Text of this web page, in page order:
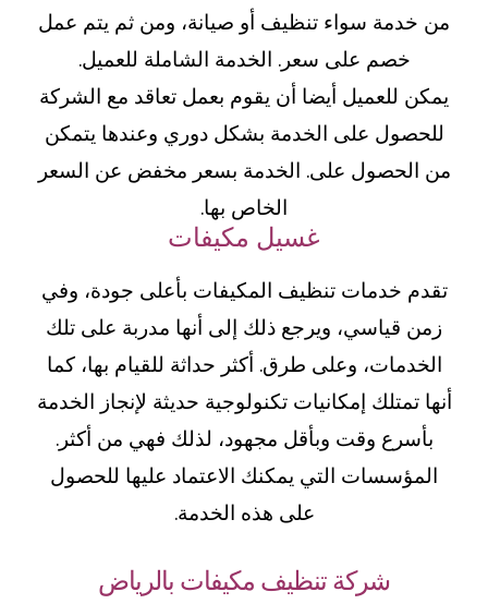
من خدمة سواء تنظيف أو صيانة، ومن ثم يتم عمل
خصم على سعر. الخدمة الشاملة للعميل.
يمكن للعميل أيضا أن يقوم بعمل تعاقد مع الشركة
للحصول على الخدمة بشكل دوري وعندها يتمكن
من الحصول على. الخدمة بسعر مخفض عن السعر
الخاص بها.
غسيل مكيفات
تقدم خدمات تنظيف المكيفات بأعلى جودة، وفي
زمن قياسي، ويرجع ذلك إلى أنها مدربة على تلك
الخدمات، وعلى طرق. أكثر حداثة للقيام بها، كما
أنها تمتلك إمكانيات تكنولوجية حديثة لإنجاز الخدمة
بأسرع وقت وبأقل مجهود، لذلك فهي من أكثر.
المؤسسات التي يمكنك الاعتماد عليها للحصول
على هذه الخدمة.
شركة تنظيف مكيفات بالرياض